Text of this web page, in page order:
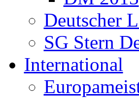
Deutscher
SG Stern
International